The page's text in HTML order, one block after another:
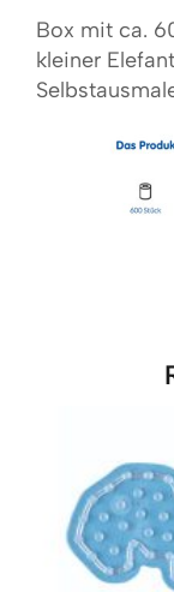
Box mit ca.
kleiner